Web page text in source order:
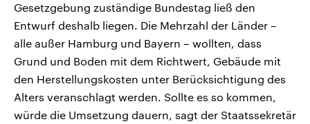
Gesetzgebung zuständige Bundestag ließ den
Entwurf deshalb liegen. Die Mehrzahl der Länder –
alle außer Hamburg und Bayern – wollten, dass
Grund und Boden mit dem Richtwert, Gebäude mit
den Herstellungskosten unter Berücksichtigung des
Alters veranschlagt werden. Sollte es so kommen,
würde die Umsetzung dauern, sagt der Staatssekretär